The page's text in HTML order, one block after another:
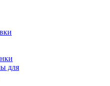
для